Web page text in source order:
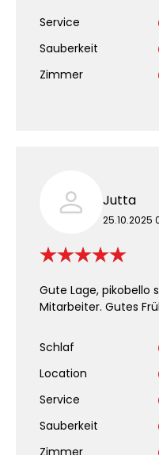
Service
Sauberkeit
Zimmer
Jutta
25.10.2025
Gute Lage, pikobello
Mitarbeiter. Gutes
Schlaf
Location
Service
Sauberkeit
Zimmer